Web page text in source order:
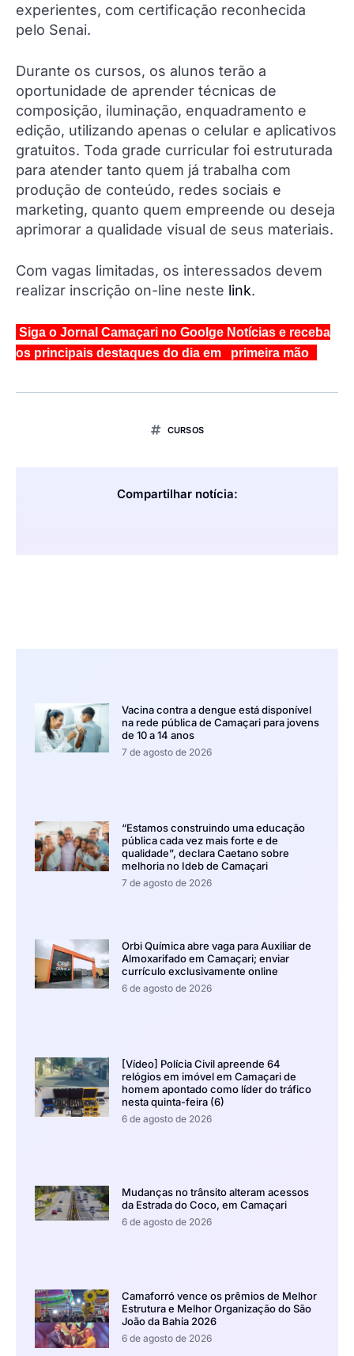
experientes, com certificação reconhecida
pelo Senai.
Durante os cursos, os alunos terão a
oportunidade de aprender técnicas de
composição, iluminação, enquadramento e
edição, utilizando apenas o celular e aplicativos
gratuitos. Toda grade curricular foi estruturada
para atender tanto quem já trabalha com
produção de conteúdo, redes sociais e
marketing, quanto quem empreende ou deseja
aprimorar a qualidade visual de seus materiais.
Com vagas limitadas, os interessados devem
realizar inscrição on-line neste link.
Siga o Jornal Camaçari no Goolge Notícias e receba
os principais destaques do dia em primeira mão
CURSOS
Compartilhar notícia:
Vacina contra a dengue está disponível
na rede pública de Camaçari para jovens
de 10 a 14 anos
7 de agosto de 2026
“Estamos construindo uma educação
pública cada vez mais forte e de
qualidade”, declara Caetano sobre
melhoria no Ideb de Camaçari
7 de agosto de 2026
Orbi Química abre vaga para Auxiliar de
Almoxarifado em Camaçari; enviar
currículo exclusivamente online
6 de agosto de 2026
[Vídeo] Polícia Civil apreende 64
relógios em imóvel em Camaçari de
homem apontado como líder do tráfico
nesta quinta-feira (6)
6 de agosto de 2026
Mudanças no trânsito alteram acessos
da Estrada do Coco, em Camaçari
6 de agosto de 2026
Camaforró vence os prêmios de Melhor
Estrutura e Melhor Organização do São
João da Bahia 2026
6 de agosto de 2026